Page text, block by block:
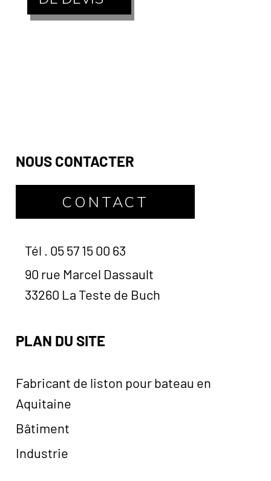
NOUS CONTACTER
CONTACT
Tél . 05 57 15 00 63
90 rue Marcel Dassault
33260 La Teste de Buch
PLAN DU SITE
Fabricant de liston pour bateau en
Aquitaine
Bâtiment
Industrie